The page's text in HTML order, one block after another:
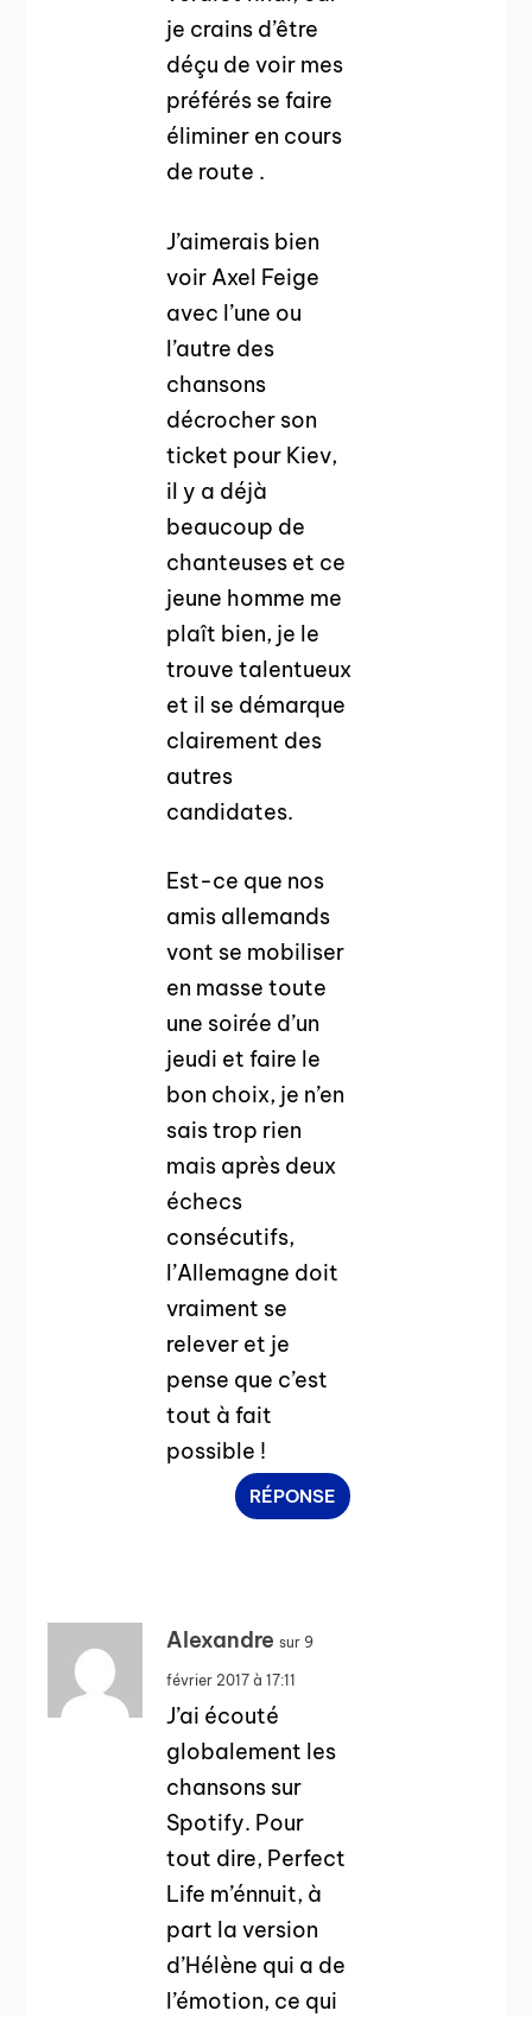
je crains d’être
déçu de voir mes
préférés se faire
éliminer en cours
de route .
J’aimerais bien
voir Axel Feige
avec l’une ou
l’autre des
chansons
décrocher son
ticket pour Kiev,
il y a déjà
beaucoup de
chanteuses et ce
jeune homme me
plaît bien, je le
trouve talentueux
et il se démarque
clairement des
autres
candidates.
Est-ce que nos
amis allemands
vont se mobiliser
en masse toute
une soirée d’un
jeudi et faire le
bon choix, je n’en
sais trop rien
mais après deux
échecs
consécutifs,
l’Allemagne doit
vraiment se
relever et je
pense que c’est
tout à fait
possible !
RÉPONSE
Alexandre sur 9
février 2017 à 17:11
J’ai écouté
globalement les
chansons sur
Spotify. Pour
tout dire, Perfect
Life m’énnuit, à
part la version
d’Hélène qui a de
l’émotion, ce qui